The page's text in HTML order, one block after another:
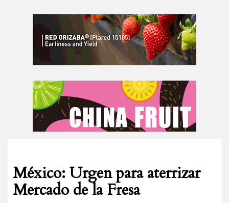
México: Urgen para aterrizar
Mercado de la Fresa